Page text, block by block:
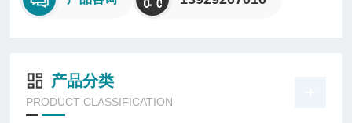
产品分类
PRODUCT CLASSIFICATION